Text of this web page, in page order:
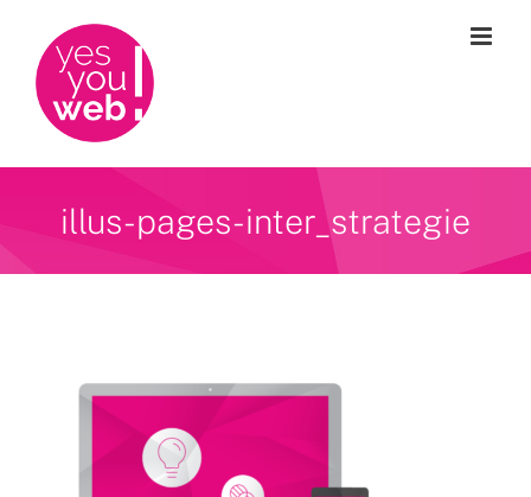
contenu
illus-pages-inter_strategie